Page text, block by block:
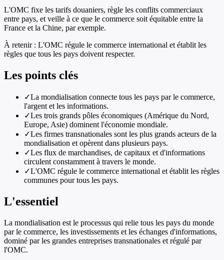
L'OMC fixe les tarifs douaniers, règle les conflits commerciaux
entre pays, et veille à ce que le commerce soit équitable entre la
France et la Chine, par exemple.
À retenir : L'OMC régule le commerce international et établit les
règles que tous les pays doivent respecter.
Les points clés
✓La mondialisation connecte tous les pays par le commerce,
l'argent et les informations.
✓Les trois grands pôles économiques (Amérique du Nord,
Europe, Asie) dominent l'économie mondiale.
✓Les firmes transnationales sont les plus grands acteurs de la
mondialisation et opèrent dans plusieurs pays.
✓Les flux de marchandises, de capitaux et d'informations
circulent constamment à travers le monde.
✓L'OMC régule le commerce international et établit les règles
communes pour tous les pays.
L'essentiel
La mondialisation est le processus qui relie tous les pays du monde
par le commerce, les investissements et les échanges d'informations,
dominé par les grandes entreprises transnationales et régulé par
l'OMC.